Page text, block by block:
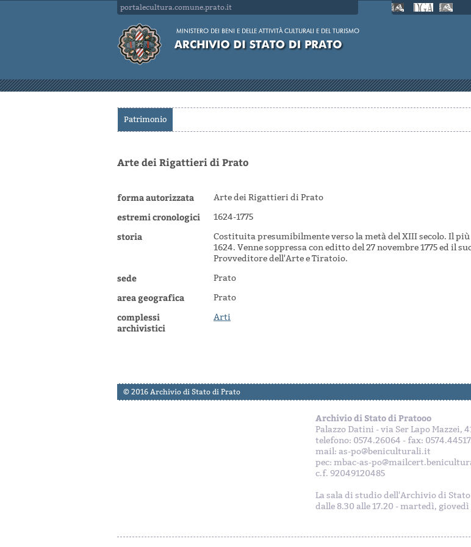
portalecultura.comune.prato.it
Patrimonio
Arte dei Rigattieri di Prato
forma autorizzata Arte dei Rigattieri di Prato
estremi cronologici 1624-1775
storia
Costituita presumibilmente verso la metà del XIII secolo. Il
1624. Venne soppressa con editto del 27 novembre 1775 ed
Provveditore dell'Arte e Tiratoio.
sede Prato
area geografica Prato
complessi
archivistici
Arti
© 2016 Archivio di Stato di Prato
Archivio di Stato di Pratooo
Palazzo Datini - via Ser Lapo Mazzei,
telefono: 0574.26064 - fax:
mail: as-po@beniculturali.it
pec: mbac-as-
c.f. 92049120485
La sala di studio dell'Archivio di
dalle 8.30 alle 17.20 - martedì, giovedì